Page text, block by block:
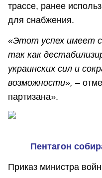
трассе, ранее
для снабжения.
«Этот успех имеет
так как
украинских сил и
возможности», –
партизана».
Пентагон
Приказ министра